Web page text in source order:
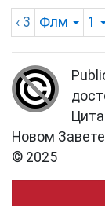
‹ 3 Флм 1
Новом
© 2025